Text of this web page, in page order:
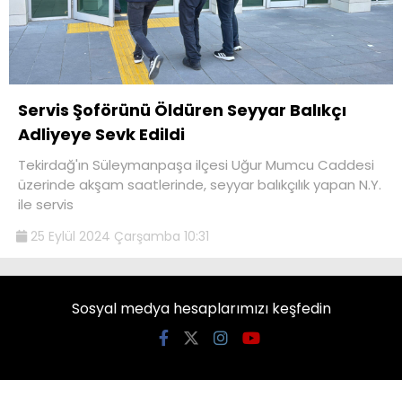
Servis Şoförünü Öldüren Seyyar Balıkçı
Adliyeye Sevk Edildi
Tekirdağ'ın Süleymanpaşa ilçesi Uğur Mumcu Caddesi
üzerinde akşam saatlerinde, seyyar balıkçılık yapan N.Y.
ile servis
25 Eylül 2024 Çarşamba 10:31
Sosyal medya hesaplarımızı keşfedin